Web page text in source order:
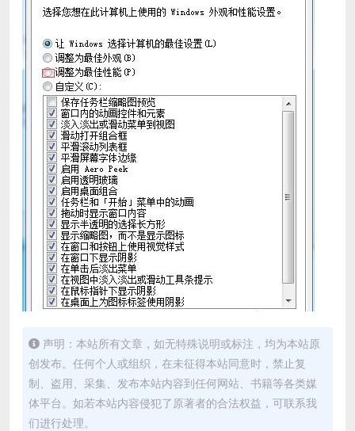
声明：本站所有文章，如无特殊说明或标注，均为本站原
创发布。任何个人或组织，在未征得本站同意时，禁止复
制、盗用、采集、发布本站内容到任何网站、书籍等各类媒
体平台。如若本站内容侵犯了原著者的合法权益，可联系我
们进行处理。